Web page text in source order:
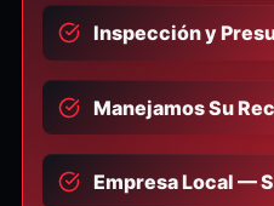
Inspección y
Manejamos Su
Empresa Local —